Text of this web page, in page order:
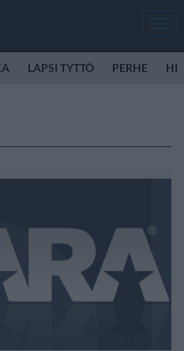
LAPSI TYTTÖ PERHE